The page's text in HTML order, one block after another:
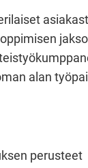
alan
perusteet